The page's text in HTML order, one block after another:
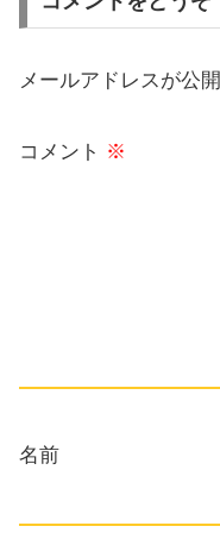
メールアドレスが公
コメント ※
名前